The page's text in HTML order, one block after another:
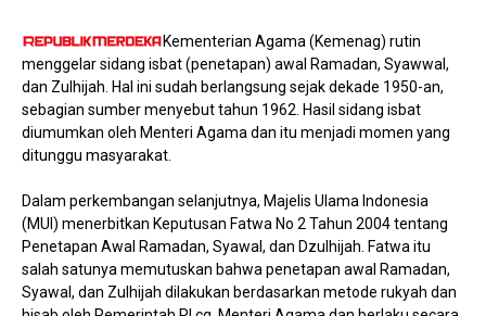
Kementerian Agama (Kemenag) rutin
menggelar sidang isbat (penetapan) awal Ramadan, Syawwal,
dan Zulhijah. Hal ini sudah berlangsung sejak dekade 1950-an,
sebagian sumber menyebut tahun 1962. Hasil sidang isbat
diumumkan oleh Menteri Agama dan itu menjadi momen yang
ditunggu masyarakat.
Dalam perkembangan selanjutnya, Majelis Ulama Indonesia
(MUI) menerbitkan Keputusan Fatwa No 2 Tahun 2004 tentang
Penetapan Awal Ramadan, Syawal, dan Dzulhijah. Fatwa itu
salah satunya memutuskan bahwa penetapan awal Ramadan,
Syawal, dan Zulhijah dilakukan berdasarkan metode rukyah dan